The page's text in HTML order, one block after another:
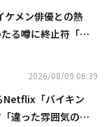
メン俳優との熱
る噂に終止符「邪
2026/08/09 06:39
Netflix「バイキン
違った雰囲気の姿